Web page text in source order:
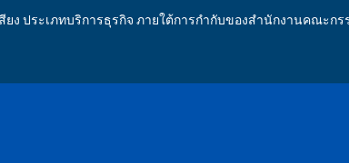
ประเภทบริการธุรกิจ ภายใต้การกำกับของสำนักงานคณะก